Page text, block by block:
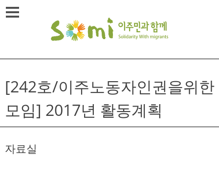
Skip
to
[242호/이주노동자인권을위한
모임] 2017년 활동계획
자료실